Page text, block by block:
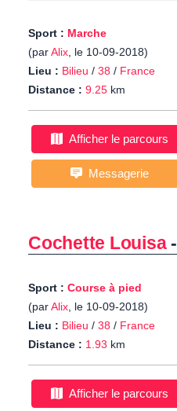
Sport : Marche
(parAlix, le 10-09-2018)
Lieu : Bilieu / 38 / France
Distance : 9.25 km
Afficher le parcours
Messagerie
Cochette Louisa-
Sport : Course à pied
(parAlix, le 10-09-2018)
Lieu : Bilieu / 38 / France
Distance : 1.93 km
Afficher le parcours